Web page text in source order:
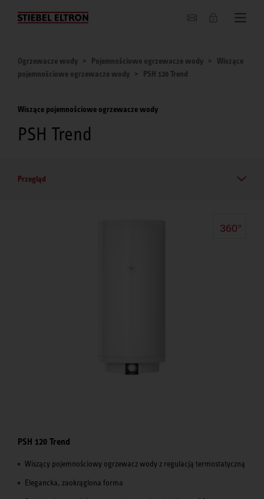
O nas
Ogrzewacze wody Pojemnościowe ogrzewacze wody
Wiszące
pojemnościowe ogrzewacze wody
PSH 120 Trend
Wiszące pojemnościowe ogrzewacze wody
PSH Trend
Przegląd
360°
PSH 120 Trend
Wiszący pojemnościowy ogrzewacz wody z regulacją termostatyczną
Elegancka, zaokrąglona forma